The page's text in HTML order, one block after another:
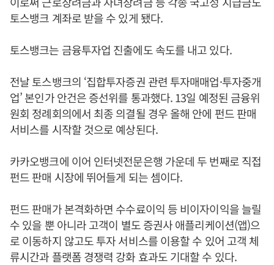
토스뱅크 계좌로 받을 수 있게 됐다.
토스뱅크는 금융투자업 진출에도 속도를 내고 있다.
전날 토스뱅크의 ‘집합투자증권 관련 투자매매업·투자중개
업’ 본인가 안건은 증선위를 통과했다. 13일 예정된 금융위
원회 정례회의에서 최종 의결될 경우 올해 안에 펀드 판매
서비스를 시작할 것으로 예상된다.
카카오뱅크에 이어 인터넷전문은행 가운데 두 번째로 직접
펀드 판매 시장에 뛰어들게 되는 셈이다.
펀드 판매가 본격화하면 수수료이익 등 비이자이익을 늘릴
수 있을 뿐 아니라 고객이 별도 증권사 애플리케이션(앱)으
로 이동하지 않고도 투자 서비스를 이용할 수 있어 고객 체
류시간과 플랫폼 경쟁력 강화 효과도 기대할 수 있다.